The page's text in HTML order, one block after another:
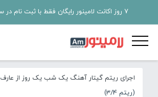
7 روز اکانت لامینور رایگان فقط با ثبت نام در سایت
اجرای ریتم گیتار آهنگ یک شب یک روز از عارف
(ریتم 3/4)